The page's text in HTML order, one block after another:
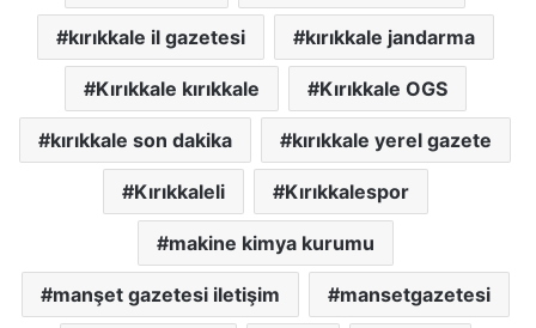
kırıkkale il gazetesi kırıkkale jandarma
Kırıkkale kırıkkale Kırıkkale OGS
kırıkkale son dakika kırıkkale yerel gazete
Kırıkkaleli Kırıkkalespor
makine kimya kurumu
manşet gazetesi iletişim mansetgazetesi